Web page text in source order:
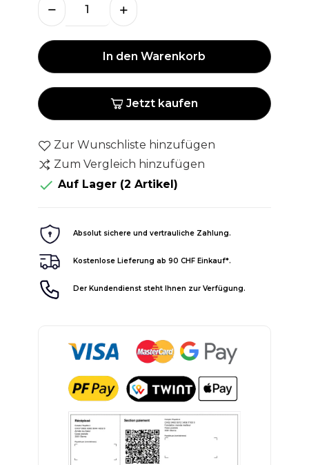
In den Warenkorb
Jetzt kaufen
Zur Wunschliste hinzufügen
Zum Vergleich hinzufügen
 Auf Lager (2 Artikel)
Absolut sichere und vertrauliche Zahlung.
Kostenlose Lieferung ab 90 CHF Einkauf*.
Der Kundendienst steht Ihnen zur Verfügung.